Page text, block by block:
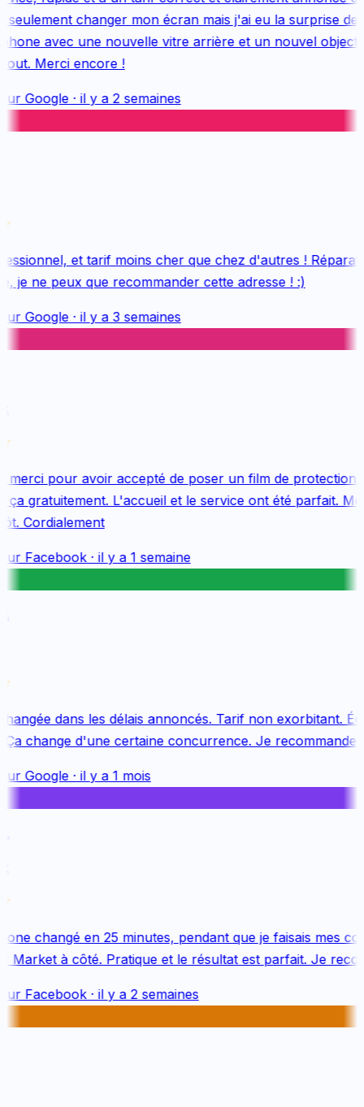
changer mon écran mais j'ai eu la surprise de
avec une nouvelle vitre arrière et un nouvel objectif,
Merci encore !
Google· il y a 2 semaines
et tarif moins cher que chez d'autres !
je ne peux que recommander cette adresse ! :)
Google· il y a 3 semaines
pour avoir accepté de poser un film de protection
gratuitement. L'accueil et le service ont été parfait.
Cordialement
Facebook· il y a 1 semaine
dans les délais annoncés. Tarif non exorbitant.
change d'une certaine concurrence. Je recommande
Google· il y a 1 mois
changé en 25 minutes, pendant que je faisais mes
à côté. Pratique et le résultat est parfait. Je
Facebook· il y a 2 semaines